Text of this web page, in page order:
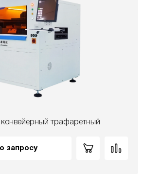
конвейерный трафаретный
запросу